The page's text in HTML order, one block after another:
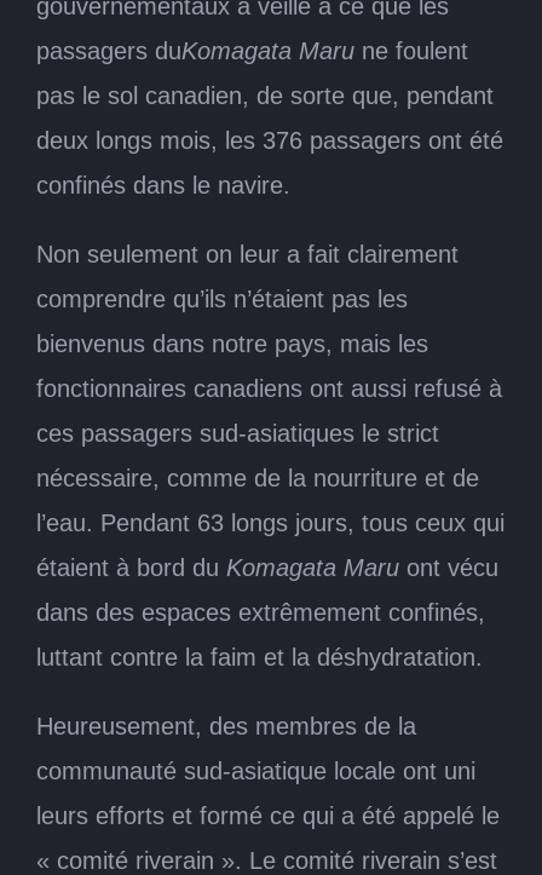
gouvernementaux a veillé à ce que les
passagers duKomagata Maru ne foulent
pas le sol canadien, de sorte que, pendant
deux longs mois, les 376 passagers ont été
confinés dans le navire.
Non seulement on leur a fait clairement
comprendre qu’ils n’étaient pas les
bienvenus dans notre pays, mais les
fonctionnaires canadiens ont aussi refusé à
ces passagers sud-asiatiques le strict
nécessaire, comme de la nourriture et de
l’eau. Pendant 63 longs jours, tous ceux qui
étaient à bord du Komagata Maru ont vécu
dans des espaces extrêmement confinés,
luttant contre la faim et la déshydratation.
Heureusement, des membres de la
communauté sud-asiatique locale ont uni
leurs efforts et formé ce qui a été appelé le
« comité riverain ». Le comité riverain s’est